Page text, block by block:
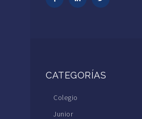
CATEGORÍAS
Colegio
Junior